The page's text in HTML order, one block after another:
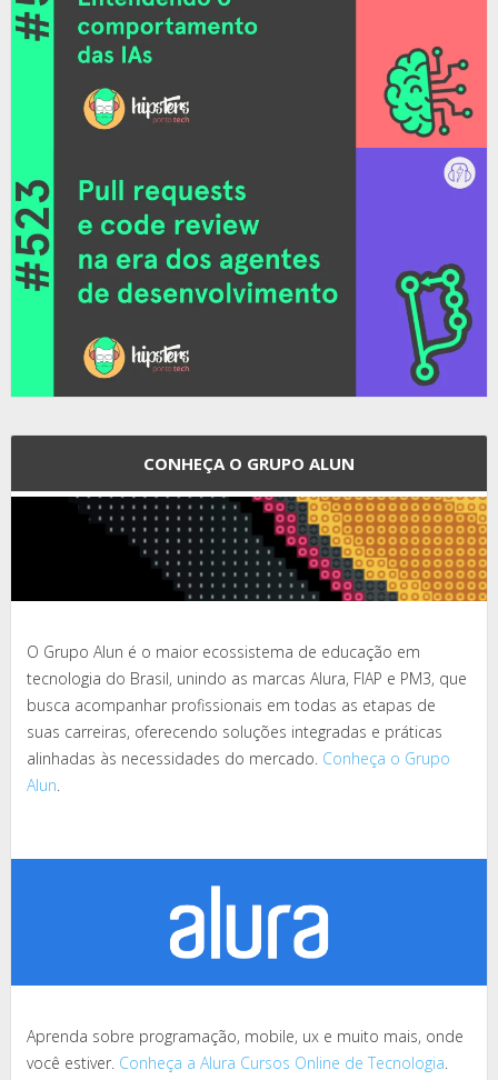
CONHEÇA O GRUPO ALUN
O Grupo Alun é o maior ecossistema de educação em
tecnologia do Brasil, unindo as marcas Alura, FIAP e PM3, que
busca acompanhar profissionais em todas as etapas de
suas carreiras, oferecendo soluções integradas e práticas
alinhadas às necessidades do mercado. Conheça o Grupo
Alun.
Aprenda sobre programação, mobile, ux e muito mais, onde
você estiver. Conheça a Alura Cursos Online de Tecnologia.